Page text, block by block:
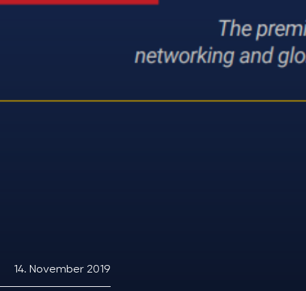
14. November 2019